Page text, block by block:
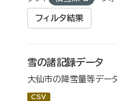
フィルタ結果
雪の諸記録データ
大仙市の降雪量等データ
CSV